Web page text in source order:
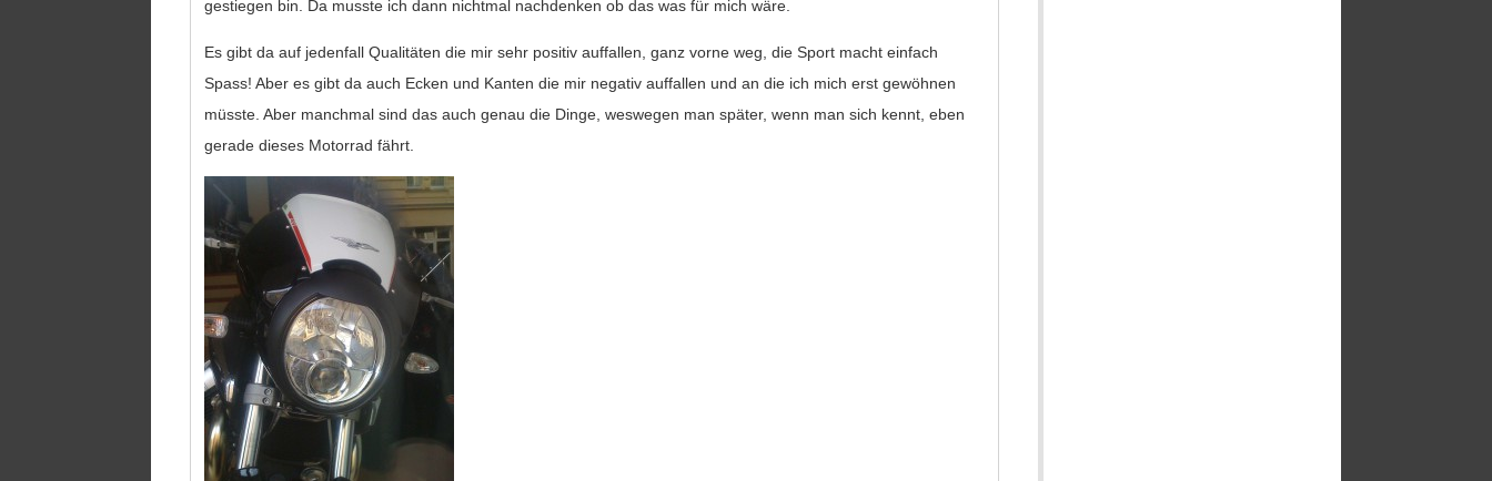
gestiegen bin. Da musste ich dann nichtmal nachdenken ob das was für mich wäre.
Es gibt da auf jedenfall Qualitäten die mir sehr positiv auffallen, ganz vorne weg, die Sport macht einfach
Spass! Aber es gibt da auch Ecken und Kanten die mir negativ auffallen und an die ich mich erst gewöhnen
müsste. Aber manchmal sind das auch genau die Dinge, weswegen man später, wenn man sich kennt, eben
gerade dieses Motorrad fährt.